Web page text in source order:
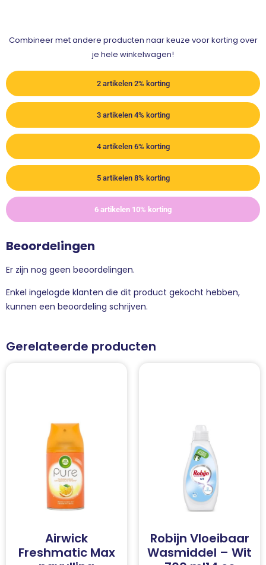
Combineer met andere producten naar keuze voor korting over
je hele winkelwagen!
2 artikelen 2% korting
3 artikelen 4% korting
4 artikelen 6% korting
5 artikelen 8% korting
6 artikelen 10% korting
Beoordelingen
Er zijn nog geen beoordelingen.
Enkel ingelogde klanten die dit product gekocht hebben,
kunnen een beoordeling schrijven.
Gerelateerde producten
Airwick
Freshmatic Max
Robijn Vloeibaar
Wasmiddel – Wit